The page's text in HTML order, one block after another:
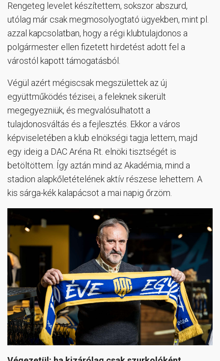
Rengeteg levelet készítettem, sokszor abszurd,
utólag már csak megmosolyogtató ügyekben, mint pl.
azzal kapcsolatban, hogy a régi klubtulajdonos a
polgármester ellen fizetett hirdetést adott fel a
várostól kapott támogatásból.
Végül azért mégiscsak megszülettek az új
együttműködés tézisei, a feleknek sikerült
megegyezniük, és megvalósulhatott a
tulajdonosváltás és a fejlesztés. Ekkor a város
képviseletében a klub elnökségi tagja lettem, majd
egy ideig a DAC Aréna Rt. elnöki tisztségét is
betöltöttem. Így aztán mind az Akadémia, mind a
stadion alapkőletételének aktív részese lehettem. A
kis sárga-kék kalapácsot a mai napig őrzöm.